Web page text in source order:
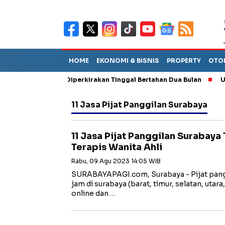
HOME EKONOMI & BISNIS PROPERTY
Sebut TPA Diperkirakan Tinggal Bertahan Dua Bulan Utang
11 Jasa Pijat Panggilan Surabaya
11 Jasa Pijat Panggilan Surabaya
Terapis Wanita Ahli
Rabu, 09 Agu 2023 14:05 WIB
SURABAYAPAGI.com, Surabaya - Pijat
jam di surabaya (barat, timur, selatan,
online dan …